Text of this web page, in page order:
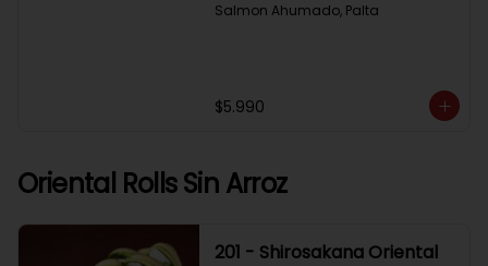
Salmon Ahumado, Palta
$5.990
Oriental Rolls Sin Arroz
201 - Shirosakana Oriental